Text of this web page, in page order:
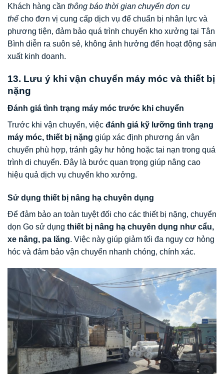
Khách hàng cần thông báo thời gian chuyển dọn cụ
thểcho đơn vị cung cấp dịch vụ để chuẩn bị nhân lực và
phương tiện, đảm bảo quá trình chuyển kho xưởng tại Tân
Bình diễn ra suôn sẻ, không ảnh hưởng đến hoạt động sản
xuất kinh doanh.
13. Lưu ý khi vận chuyển máy móc và thiết bị
nặng
Đánh giá tình trạng máy móc trước khi chuyển
Trước khi vận chuyển, việc đánh giá kỹ lưỡng tình trạng
máy móc, thiết bị nặng giúp xác định phương án vận
chuyển phù hợp, tránh gây hư hỏng hoặc tai nạn trong quá
trình di chuyển. Đây là bước quan trọng giúp nâng cao
hiệu quả dịch vụ chuyển kho xưởng.
Sử dụng thiết bị nâng hạ chuyên dụng
Để đảm bảo an toàn tuyệt đối cho các thiết bị nặng, chuyển
dọn Go sử dụng thiết bị nâng hạ chuyên dụng như cẩu,
xe nâng, pa lăng. Việc này giúp giảm tối đa nguy cơ hỏng
hóc và đảm bảo vận chuyển nhanh chóng, chính xác.